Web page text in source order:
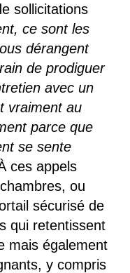
sollicitations
ce sont les
dérangent
de prodiguer
avec un
vraiment au
parce que
se sente
ces appels
ou
sécurisé de
qui retentissent
mais également
y compris